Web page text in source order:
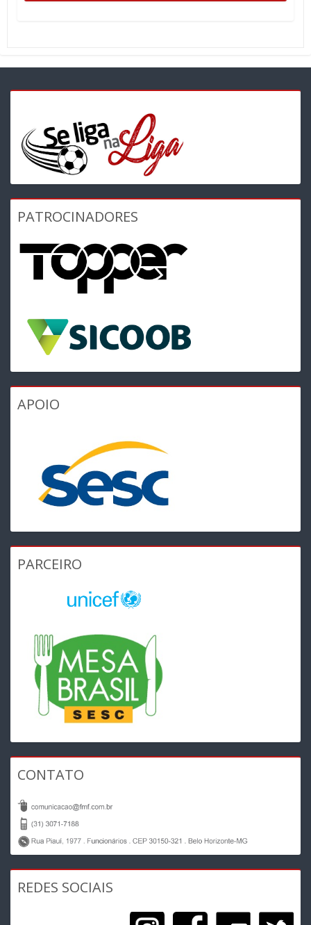
PATROCINADORES
APOIO
PARCEIRO
CONTATO
REDES SOCIAIS